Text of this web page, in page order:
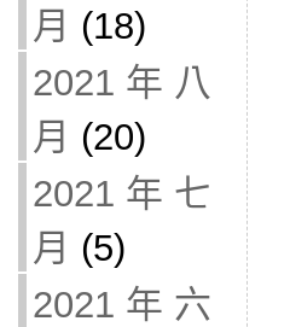
月 (18)
2021 年 八
月 (20)
2021 年 七
月 (5)
2021 年 六